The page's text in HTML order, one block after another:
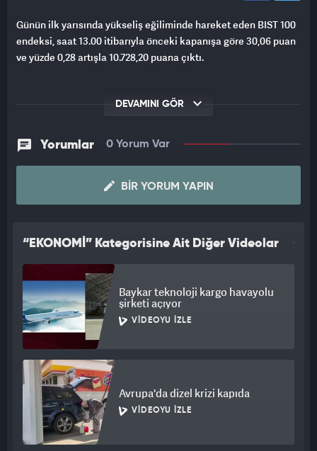
Günün ilk yarısında yükseliş eğiliminde hareket eden BIST 100
endeksi, saat 13.00 itibarıyla önceki kapanışa göre 30,06 puan
ve yüzde 0,28 artışla 10.728,20 puana çıktı.
DEVAMINI GÖR
Yorumlar 0 Yorum Var
BIR YORUM YAPIN
“EKONOMİ” Kategorisine Ait Diğer Videolar
Baykar teknoloji kargo havayolu
şirketi açıyor
VIDEOYU İZLE
Avrupa'da dizel krizi kapıda
VIDEOYU İZLE